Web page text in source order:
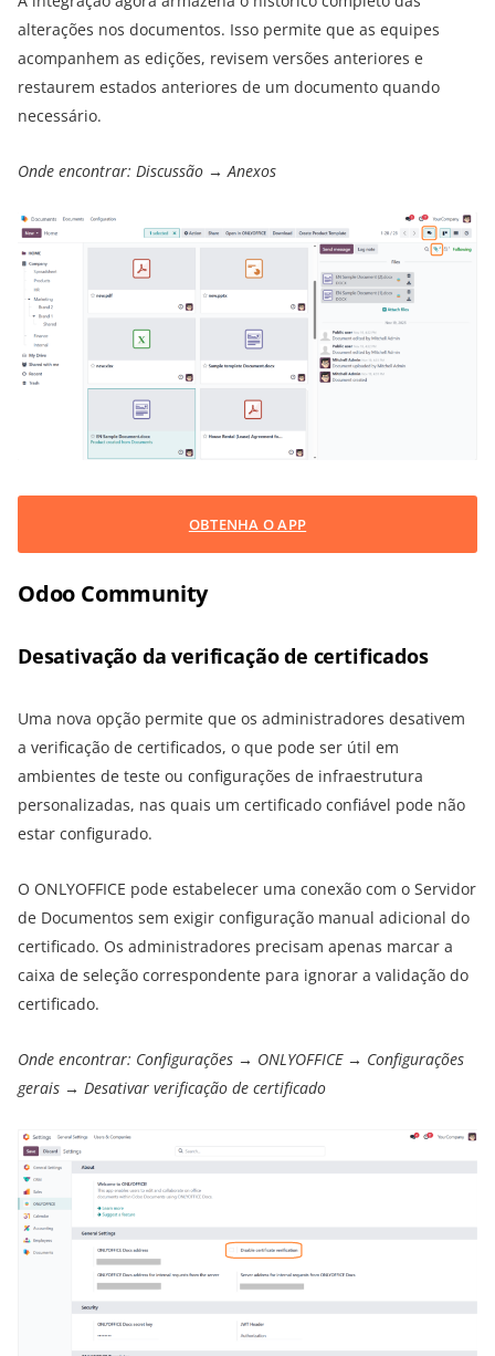
alterações nos documentos. Isso permite que as equipes
acompanhem as edições, revisem versões anteriores e
restaurem estados anteriores de um documento quando
necessário.
Onde encontrar: Discussão → Anexos
OBTENHA O APP
Odoo Community
Desativação da verificação de certificados
Uma nova opção permite que os administradores desativem
a verificação de certificados, o que pode ser útil em
ambientes de teste ou configurações de infraestrutura
personalizadas, nas quais um certificado confiável pode não
estar configurado.
O ONLYOFFICE pode estabelecer uma conexão com o Servidor
de Documentos sem exigir configuração manual adicional do
certificado. Os administradores precisam apenas marcar a
caixa de seleção correspondente para ignorar a validação do
certificado.
Onde encontrar: Configurações → ONLYOFFICE → Configurações
gerais → Desativar verificação de certificado